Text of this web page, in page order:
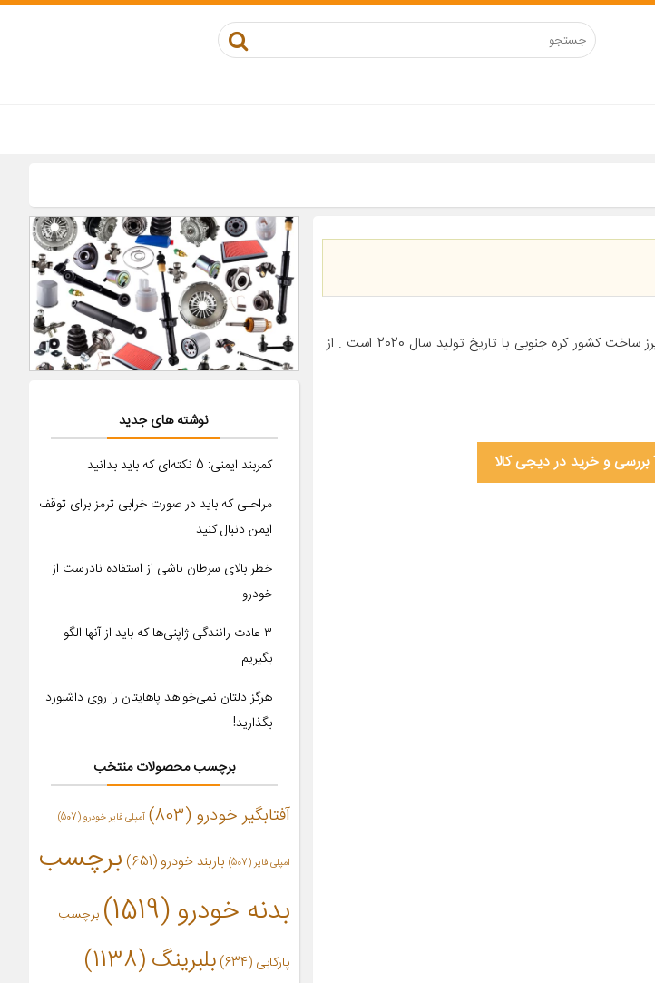
معرفی محصول لاستیک کومهو تایرز ساخت کشور کره جنوبی با تاریخ تولید سال 2020 است . از
بررسی و خرید در دیجی کالا
نوشته های جدید
کمربند ایمنی: 5 نکته‌ای که باید بدانید
مراحلی که باید در صورت خرابی ترمز برای توقف
ایمن دنبال کنید
خطر بالای سرطان ناشی از استفاده نادرست از
خودرو
۳ عادت رانندگی ژاپنی‌ها که باید از آنها الگو
بگیریم
هرگز دلتان نمی‌خواهد پاهایتان را روی داشبورد
بگذارید!
برچسب محصولات منتخب
آفتابگیر خودرو (803) آمپلی فایر خودرو(507)
امپلی فایر (507) باربند خودرو(651)
برچسب
بدنه خودرو(1519) برچسب
پارکابی (634) بلبرینگ(1138)